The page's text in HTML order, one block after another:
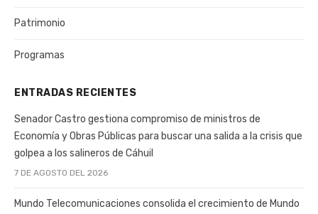
Patrimonio
Programas
ENTRADAS RECIENTES
Senador Castro gestiona compromiso de ministros de
Economía y Obras Públicas para buscar una salida a la crisis que
golpea a los salineros de Cáhuil
7 DE AGOSTO DEL 2026
Mundo Telecomunicaciones consolida el crecimiento de Mundo